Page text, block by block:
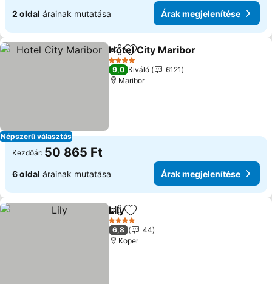
2 oldal árainak mutatása Árak megjelenítése
Népszerű választás
Megosztás
Hozzáadás a kedvencekhez
Hotel City Maribor
4 Kategória
9,0 Kiváló
6121
Maribor
Kezdőár: 50 865 Ft
6 oldal árainak mutatása Árak megjelenítése
MegosztásHozzáadás a kedvencekhez
Lily
4 Kategória
6,8
44
Koper